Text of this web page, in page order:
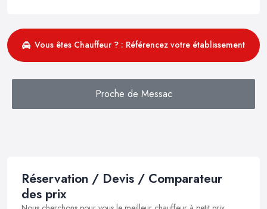
Vous êtes Chauffeur ? : Référencez votre établissement
Proche de Messac
Réservation / Devis / Comparateur
des prix